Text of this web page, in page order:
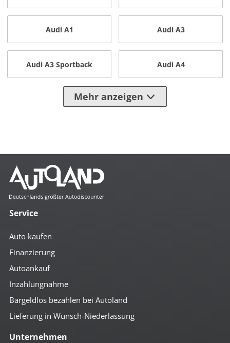
Audi A1 Audi A3
Audi A3 Sportback Audi A4
Mehr anzeigen
Service
Auto kaufen
Finanzierung
Autoankauf
Inzahlungnahme
Bargeldlos bezahlen bei Autoland
Lieferung in Wunsch-Niederlassung
Unternehmen